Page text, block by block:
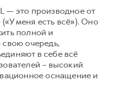
— это производное от
меня есть всё»). Оно
полной и
очередь,
в себе всё
– высокий
оснащение и